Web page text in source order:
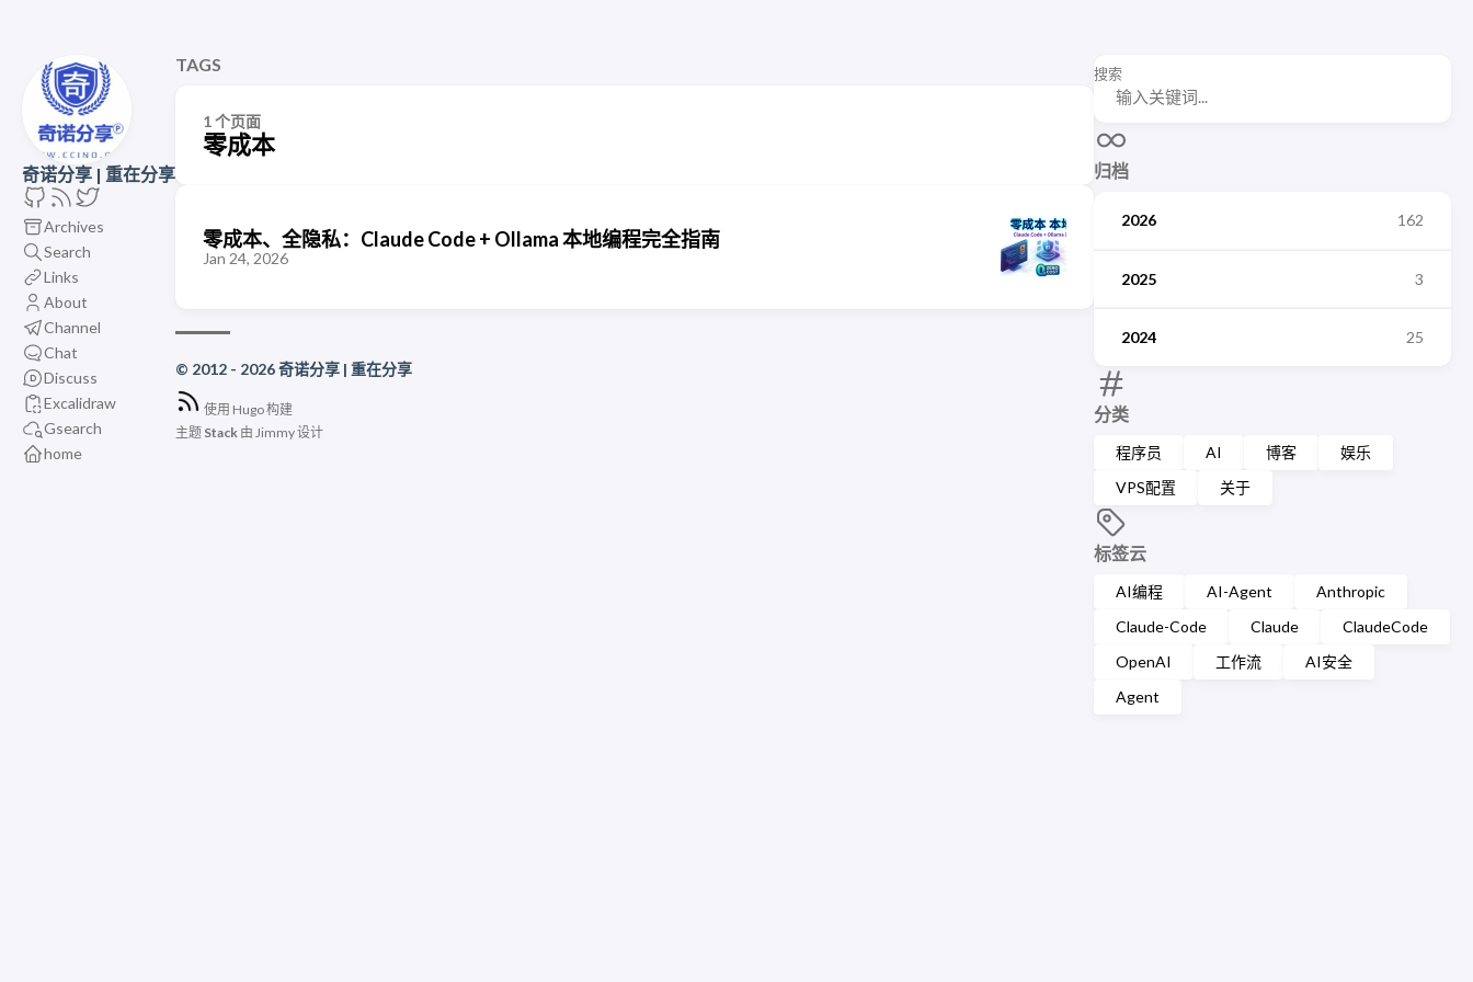
奇诺分享 | 重在分享
Archives
Search
Links
About
Channel
Chat
Discuss
Excalidraw
Gsearch
home
搜索
归档
2026 162
2025 3
2024 25
分类
程序员 AI 博客
娱乐
VPS配置
关于
标签云
AI编程 AI-Agent
Anthropic
Claude-Code
Claude
ClaudeCode
OpenAI
工作流
AI安全
Agent
TAGS
1 个页面
零成本
零成本、全隐私：Claude Code + Ollama 本地编程完全指南
Jan 24, 2026
© 2012 - 2026 奇诺分享 | 重在分享
使用 Hugo构建
主题 Stack 由 Jimmy设计